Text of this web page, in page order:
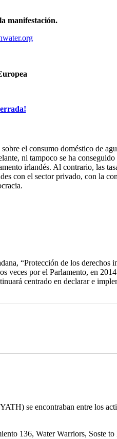
manifestación.
el consumo doméstico de
ni tampoco se ha
irlandés. Al contrario, las
con el sector privado, con la
“Protección de los
veces por el Parlamento, en
centrado en declarar e
se encontraban entre los
136, Water Warriors, Soste